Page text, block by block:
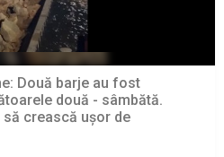
Două barje au fost
două - sâmbătă.
să crească ușor de